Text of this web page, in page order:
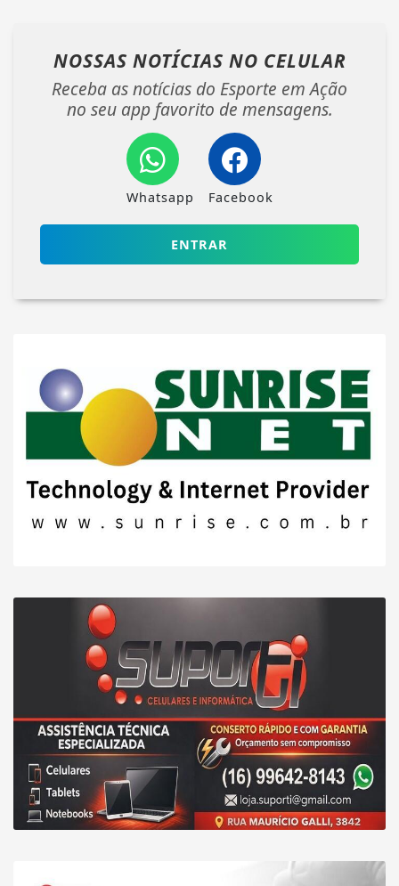
NOSSAS NOTÍCIAS NO CELULAR
Receba as notícias do Esporte em Ação
no seu app favorito de mensagens.
Whatsapp Facebook
ENTRAR